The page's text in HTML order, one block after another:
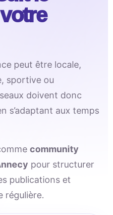
peut être locale,
sportive ou
doivent donc
s’adaptant aux temps
community
pour structurer
publications et
régulière.